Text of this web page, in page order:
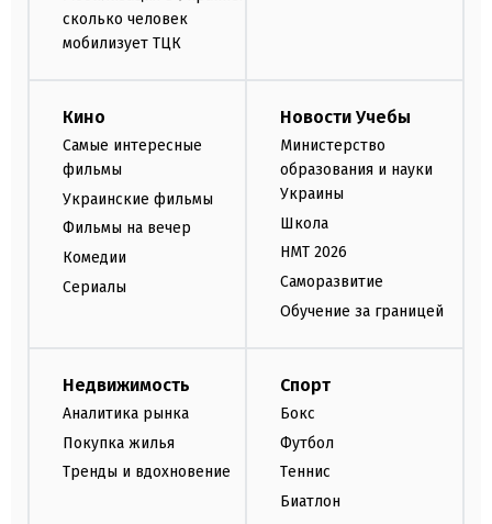
сколько человек
мобилизует ТЦК
Кино
Самые интересные
фильмы
Украинские фильмы
Фильмы на вечер
Комедии
Сериалы
Новости Учебы
Министерство
образования и науки
Украины
Школа
НМТ 2026
Саморазвитие
Обучение за границей
Недвижимость
Аналитика рынка
Покупка жилья
Тренды и вдохновение
Спорт
Бокс
Футбол
Теннис
Биатлон